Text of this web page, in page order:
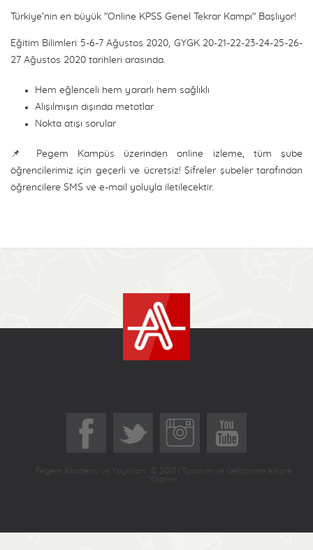
Türkiye’nin en büyük "Online KPSS Genel Tekrar Kampı" Başlıyor!
Eğitim Bilimleri 5-6-7 Ağustos 2020, GYGK 20-21-22-23-24-25-26-
27 Ağustos 2020 tarihleri arasında.
Hem eğlenceli hem yararlı hem sağlıklı
Alışılmışın dışında metotlar
Nokta atışı sorular
📌 Pegem Kampüs üzerinden online izleme, tüm şube
öğrencilerimiz için geçerli ve ücretsiz! Şifreler şubeler tarafından
öğrencilere SMS ve e-mail yoluyla iletilecektir.
Pegem Akademi ve Yayınları © 2017 | Tasarım ve Geliştirme eKare
Yazılım